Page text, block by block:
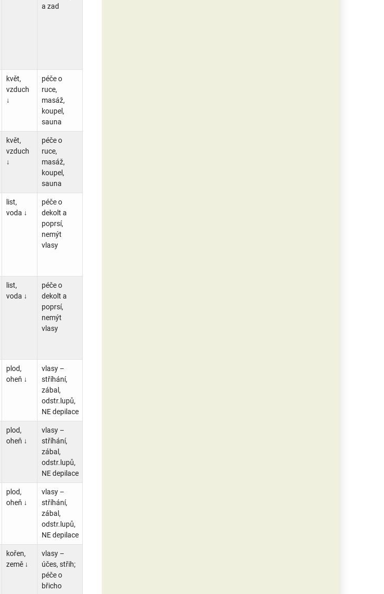
a zad
květ,
vzduch
↓
péče o
ruce,
masáž,
koupel,
sauna
květ,
vzduch
↓
péče o
ruce,
masáž,
koupel,
sauna
list,
voda ↓
péče o
dekolt a
poprsí,
nemýt
vlasy
list,
voda ↓
péče o
dekolt a
poprsí,
nemýt
vlasy
plod,
oheň ↓
vlasy –
stříhání,
zábal,
odstr.lupů,
NE depilace
plod,
oheň ↓
vlasy –
stříhání,
zábal,
odstr.lupů,
NE depilace
plod,
oheň ↓
vlasy –
stříhání,
zábal,
odstr.lupů,
NE depilace
kořen,
země ↓
vlasy –
účes, střih;
péče o
břicho